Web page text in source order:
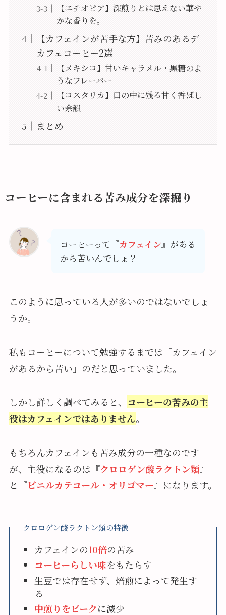
【エチオピア】深煎りとは思えない華や
かな香りを。
【カフェインが苦手な方】苦みのあるデ
カフェコーヒー2選
【メキシコ】甘いキャラメル・黒糖のよ
うなフレーバー
【コスタリカ】口の中に残る甘く香ばし
い余韻
まとめ
コーヒーに含まれる苦み成分を深掘り
コーヒーって『カフェイン 』がある
から苦いんでしょ？
このように思っている人が多いのではないでしょ
うか。
私もコーヒーについて勉強するまでは「カフェイン
があるから苦い」のだと思っていました。
しかし詳しく調べてみると、 コーヒーの苦みの主
役はカフェインではありません。
もちろんカフェインも苦み成分の一種なのです
が、主役になるのは『クロロゲン酸ラクトン類』
と『ビニルカテコール・オリゴマー』になります。
クロロゲン酸ラクトン類の特徴
カフェインの10倍の苦み
コーヒーらしい味をもたらす
生豆では存在せず、焙煎によって発生す
る
中煎りをピークに減少